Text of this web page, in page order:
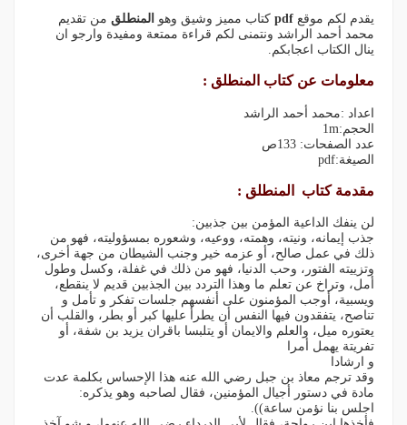
يقدم لكم موقع pdf كتاب مميز وشيق وهو المنطلق من تقديم
محمد أحمد الراشد ونتمنى لكم قراءة ممتعة ومفيدة وارجو ان
ينال الكتاب اعجابكم.
معلومات عن كتاب المنطلق :
اعداد :محمد أحمد الراشد
الحجم:1m
عدد الصفحات: 133ص
الصيغة:pdf
مقدمة كتاب المنطلق :
لن ينفك الداعية المؤمن بين جذبين:
جذب إيمانه، ونيته، وهمته، ووعيه، وشعوره بمسؤوليته، فهو من
ذلك في عمل صالح، أو عزمه خير وجنب الشيطان من جهة أخرى،
وتزييته الفتور، وحب الدنيا، فهو من ذلك في غفلة، وكسل وطول
أمل، وتراخ عن تعلم ما وهذا التردد بين الجذبين قديم لا ينقطع،
ويسبية، أوجب المؤمنون على أنفسهم جلسات تفكر و تأمل و
تناصح، يتفقدون فيها النفس أن يطرأ عليها كبر أو بطر، والقلب أن
يعتوره ميل، والعلم والايمان أو يتلبسا باقران يزيد بن شفة، أو
تفريتة يهمل أمرا
و ارشادا
وقد ترجم معاذ بن جبل رضي الله عنه هذا الإحساس بكلمة عدت
مادة في دستور أجيال المؤمنين، فقال لصاحبه وهو يذكره:
اجلس بنا نؤمن ساعة)).